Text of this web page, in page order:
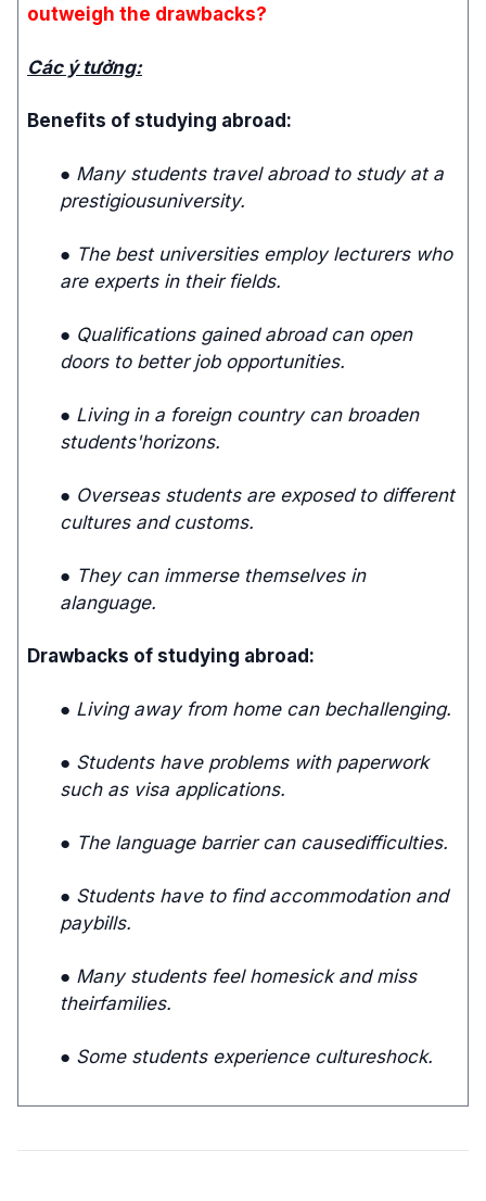
outweigh the drawbacks?
Các ý tưởng:
Benefits of studying abroad:
● Many students travel abroad to study at a
prestigiousuniversity.
● The best universities employ lecturers who
are experts in their fields.
● Qualifications gained abroad can open
doors to better job opportunities.
● Living in a foreign country can broaden
students'horizons.
● Overseas students are exposed to different
cultures and customs.
● They can immerse themselves in
alanguage.
Drawbacks of studying abroad:
● Living away from home can bechallenging.
● Students have problems with paperwork
such as visa applications.
● The language barrier can causedifficulties.
● Students have to find accommodation and
paybills.
● Many students feel homesick and miss
theirfamilies.
● Some students experience cultureshock.